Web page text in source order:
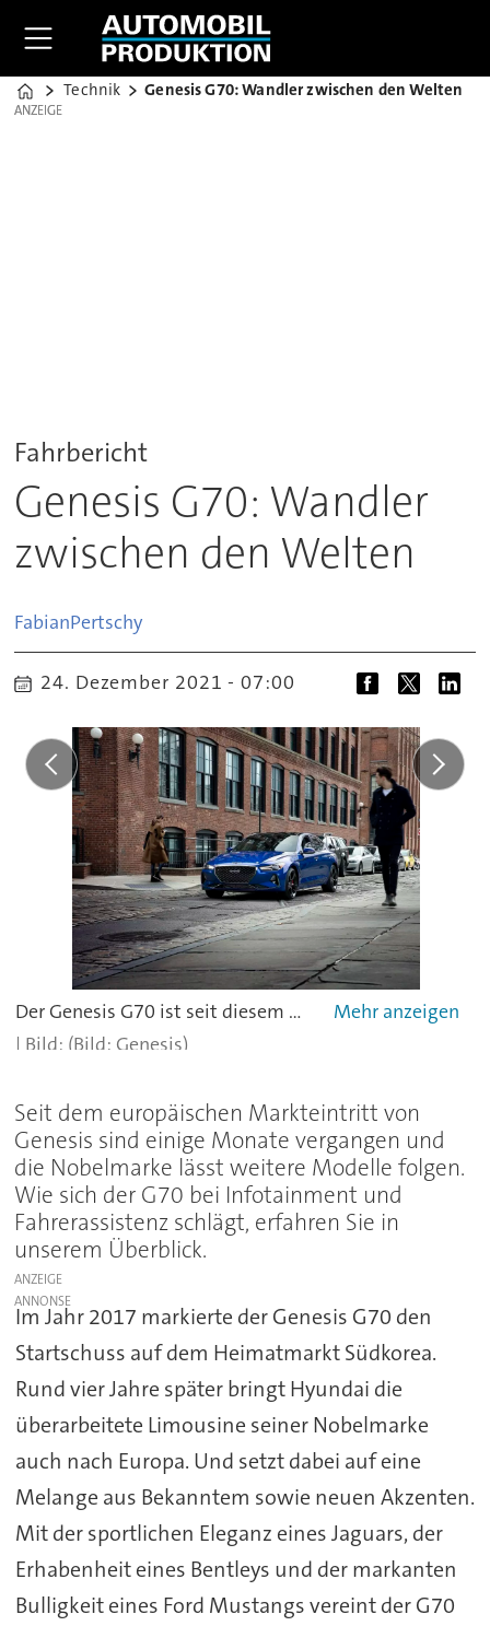
Home
Technik Genesis G70: Wandler zwischen den Welten
ANZEIGE
ANZEIGE
Fahrbericht
Genesis G70: Wandler
zwischen den Welten
FabianPertschy
24. Dezember 2021 - 07:00
Der Genesis G70 ist seit diesem Herbst auf dem europäischen Markt erhältlich.
(Bild: Genesis)
Seit dem europäischen Markteintritt von
Genesis sind einige Monate vergangen und
die Nobelmarke lässt weitere Modelle folgen.
Wie sich der G70 bei Infotainment und
Fahrerassistenz schlägt, erfahren Sie in
unserem Überblick.
ANZEIGE
Im Jahr 2017 markierte der Genesis G70 den
Startschuss auf dem Heimatmarkt Südkorea.
Rund vier Jahre später bringt Hyundai die
überarbeitete Limousine seiner Nobelmarke
auch nach Europa. Und setzt dabei auf eine
Melange aus Bekanntem sowie neuen Akzenten.
Mit der sportlichen Eleganz eines Jaguars, der
Erhabenheit eines Bentleys und der markanten
Bulligkeit eines Ford Mustangs vereint der G70